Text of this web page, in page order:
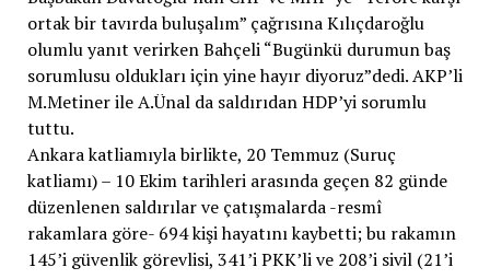
ortak bir tavırda buluşalım” çağrısına Kılıçdaroğlu
olumlu yanıt verirken Bahçeli “Bugünkü durumun baş
sorumlusu oldukları için yine hayır diyoruz”dedi. AKP’li
M.Metiner ile A.Ünal da saldırıdan HDP’yi sorumlu
tuttu.
Ankara katliamıyla birlikte, 20 Temmuz (Suruç
katliamı) – 10 Ekim tarihleri arasında geçen 82 günde
düzenlenen saldırılar ve çatışmalarda -resmî
rakamlara göre- 694 kişi hayatını kaybetti; bu rakamın
145’i güvenlik görevlisi, 341’i PKK’li ve 208’i sivil (21’i